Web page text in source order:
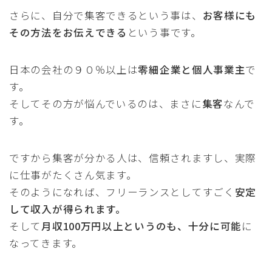
さらに、自分で集客できるという事は、 お客様にも
その方法をお伝えできる という事です。
日本の会社の９０％以上は零細企業と個人事業主で
す。
そしてその方が悩んでいるのは、まさに集客なんで
す。
ですから集客が分かる人は、信頼されますし、実際
に仕事がたくさん気ます。
そのようになれば、フリーランスとしてすごく 安定
して収入が得られます。
そして月収100万円以上というのも、十分に可能に
なってきます。